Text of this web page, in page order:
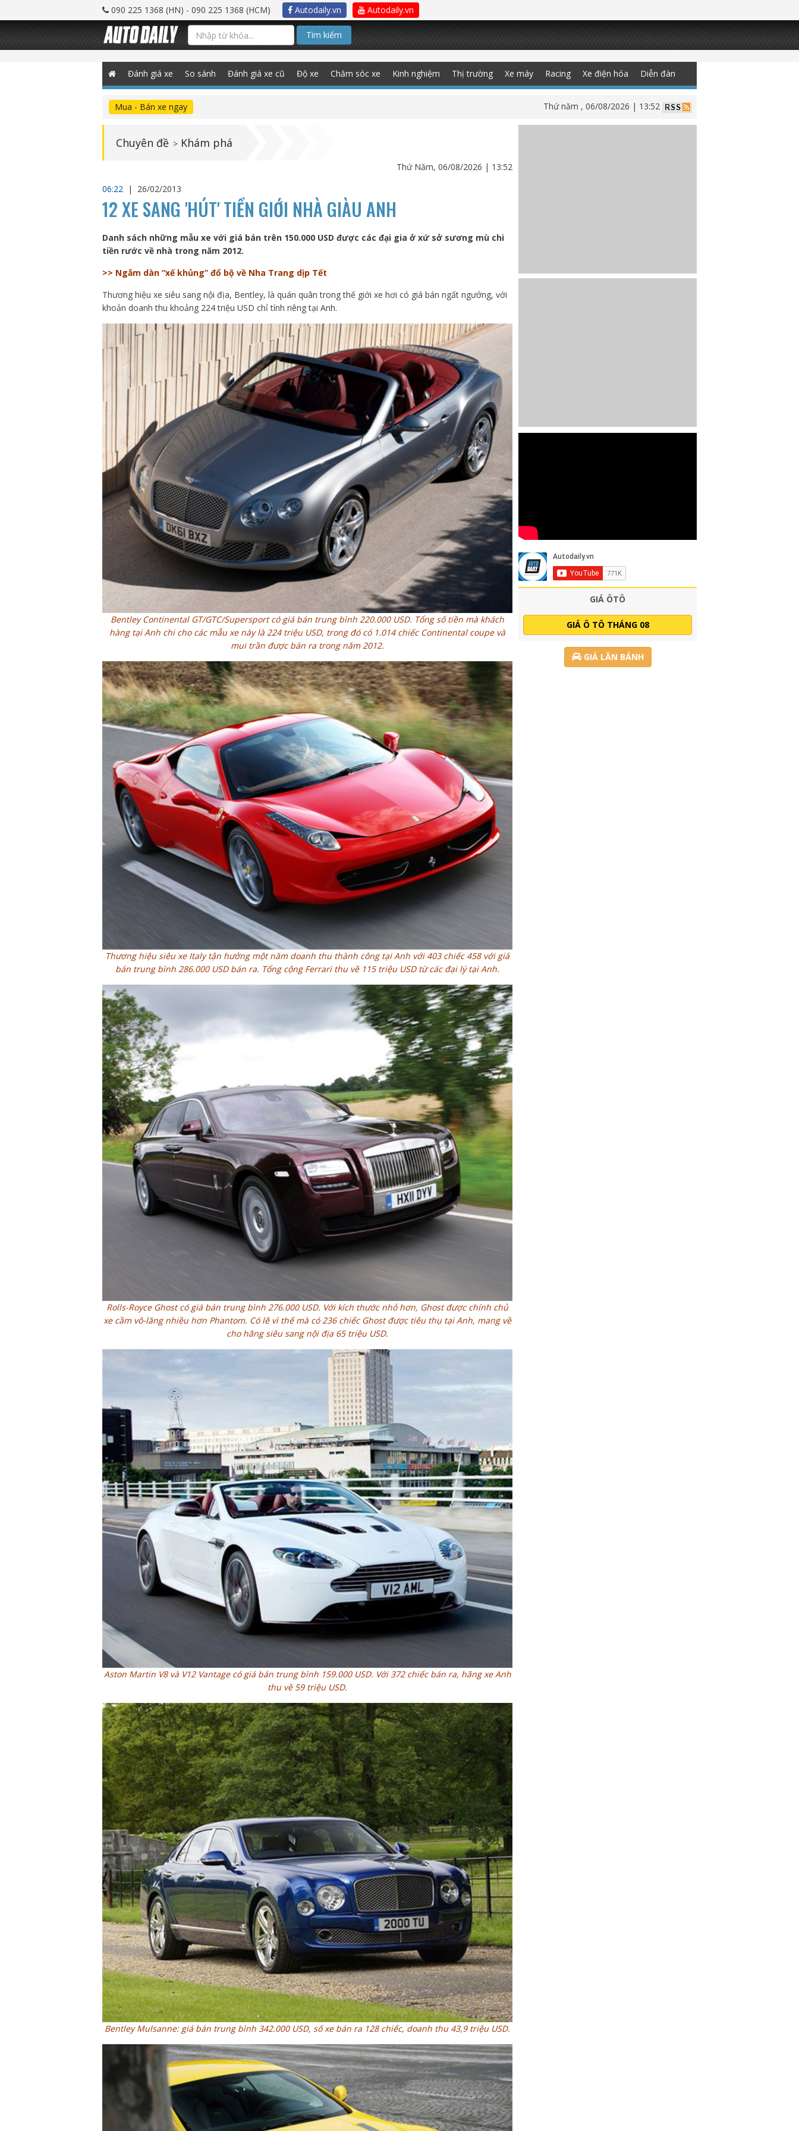
090 225 1368 (HN) - 090 225 1368 (HCM) Autodaily.vn Autodaily.vn
Tìm kiếm
Đánh giá xe So sánh Đánh giá xe cũ Độ xe Chăm sóc xe Kinh nghiệm Thị trường Xe máy Racing Xe điện hóa Diễn đàn
Mua - Bán xe ngay Thứ năm , 06/08/2026 | 13:52
Chuyên đề > Khám phá
Thứ Năm, 06/08/2026 | 13:52
06:22 | 26/02/2013
12 XE SANG 'HÚT' TIỀN GIỚI NHÀ GIÀU ANH
Danh sách những mẫu xe với giá bán trên 150.000 USD được các đại gia ở xứ sở sương mù chi
tiền rước về nhà trong năm 2012.
>> Ngắm dàn “xế khủng” đổ bộ về Nha Trang dịp Tết
Thương hiệu xe siêu sang nội địa, Bentley, là quán quân trong thế giới xe hơi có giá bán ngất ngưởng, với
khoản doanh thu khoảng 224 triệu USD chỉ tính riêng tại Anh.
Bentley Continental GT/GTC/Supersport có giá bán trung bình 220.000 USD. Tổng số tiền mà khách
hàng tại Anh chi cho các mẫu xe này là 224 triệu USD, trong đó có 1.014 chiếc Continental coupe và
mui trần được bán ra trong năm 2012.
Thương hiệu siêu xe Italy tận hưởng một năm doanh thu thành công tại Anh với 403 chiếc 458 với giá
bán trung bình 286.000 USD bán ra. Tổng cộng Ferrari thu về 115 triệu USD từ các đại lý tại Anh.
Rolls-Royce Ghost có giá bán trung bình 276.000 USD. Với kích thước nhỏ hơn, Ghost được chính chủ
xe cầm vô-lăng nhiều hơn Phantom. Có lẽ vì thế mà có 236 chiếc Ghost được tiêu thụ tại Anh, mang về
cho hãng siêu sang nội địa 65 triệu USD.
Aston Martin V8 và V12 Vantage có giá bán trung bình 159.000 USD. Với 372 chiếc bán ra, hãng xe Anh
thu về 59 triệu USD.
Bentley Mulsanne: giá bán trung bình 342.000 USD, số xe bán ra 128 chiếc, doanh thu 43,9 triệu USD.
GIÁ ÔTÔ
GIÁ Ô TÔ THÁNG 08
GIÁ LĂN BÁNH